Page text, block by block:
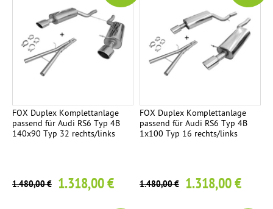
FOX Duplex Komplettanlage
passend für Audi RS6 Typ 4B
140x90 Typ 32 rechts/links
1.480,00 € 1.318,00 €
FOX Duplex Komplettanlage
passend für Audi RS6 Typ 4B
1x100 Typ 16 rechts/links
1.480,00 € 1.318,00 €